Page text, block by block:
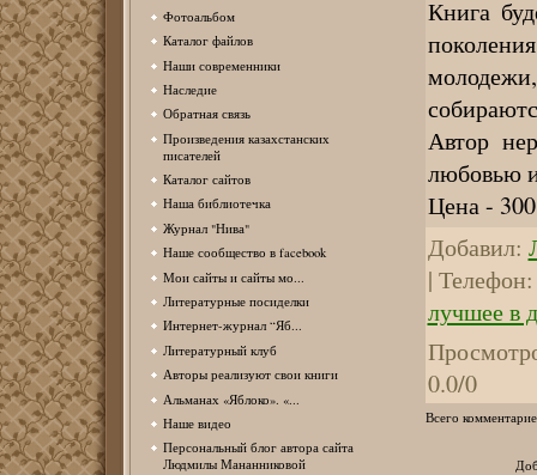
Фотоальбом
Каталог файлов
Наши современники
Наследие
Обратная связь
Произведения казахстанских
писателей
Каталог сайтов
Наша библиотечка
Журнал "Нива"
Наше сообщество в facebook
Мои сайты и сайты мо...
Литературные посиделки
Интернет-журнал “Яб...
Литературный клуб
Авторы реализуют свои книги
Альманах «Яблоко». «...
Наше видео
Персональный блог автора сайта
Людмилы Мананниковой
Книга
Автор
любовью
Цена -
Добавил:
| Телефон:
лучшее в
0.0/0
Всего